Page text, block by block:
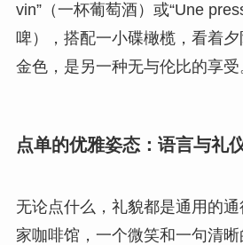
vin”（一杯葡萄酒）或“Une
啤），搭配一小碟橄榄，看着
金色，是另一种无与伦比的享受
点单的优雅姿态：语言与礼
无论点什么，礼貌都是通用的
家咖啡馆，一个微笑和一句清晰